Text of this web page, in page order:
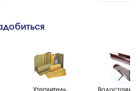
Утеплитель